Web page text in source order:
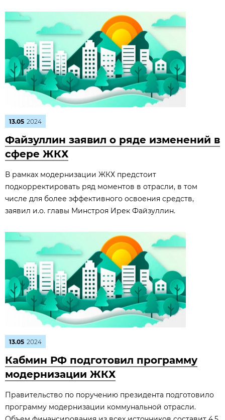
13.05 2024
Файзуллин заявил о ряде изменений в
сфере ЖКХ
В рамках модернизации ЖКХ предстоит
подкорректировать ряд моментов в отрасли, в том
числе для более эффективного освоения средств,
заявил и.о. главы Минстроя Ирек Файзуллин.
13.05 2024
Кабмин РФ подготовил программу
модернизации ЖКХ
Правительство по поручению президента подготовило
программу модернизации коммунальной отрасли.